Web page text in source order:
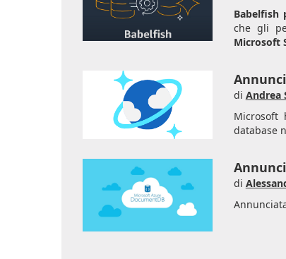
Babelfish
che gli
Microsoft
di Andrea
Microsoft
database
di